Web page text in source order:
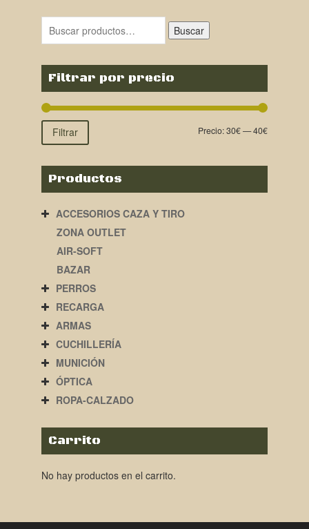
era:
42,00€.
es:
38,00€.
Buscar
Filtrar por precio
Filtrar Precio:30€—40€
Productos
ACCESORIOS CAZA Y TIRO
ZONA OUTLET
AIR-SOFT
BAZAR
PERROS
RECARGA
ARMAS
CUCHILLERÍA
MUNICIÓN
ÓPTICA
ROPA-CALZADO
Carrito
No hay productos en el carrito.